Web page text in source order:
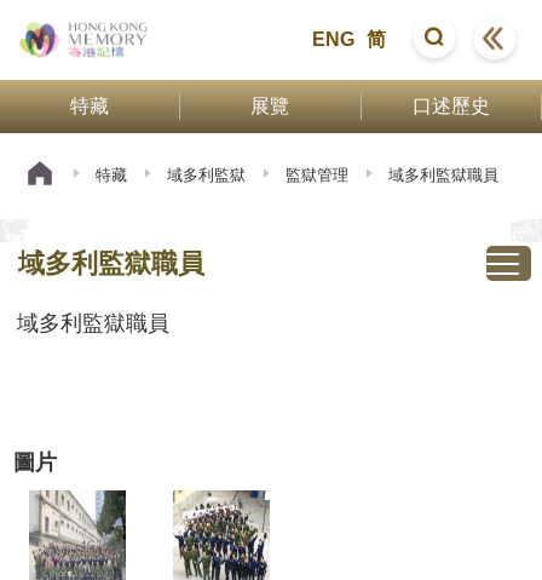
ENG 简
特藏 展覽 口述歷史
特藏 域多利監獄 監獄管理 域多利監獄職員
域多利監獄職員
域多利監獄職員
圖片